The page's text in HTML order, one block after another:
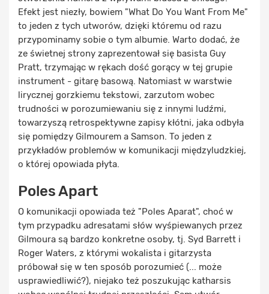
Efekt jest niezły, bowiem "What Do You Want From Me"
to jeden z tych utworów, dzięki któremu od razu
przypominamy sobie o tym albumie. Warto dodać, że
ze świetnej strony zaprezentował się basista Guy
Pratt, trzymając w rękach dość gorący w tej grupie
instrument - gitarę basową. Natomiast w warstwie
lirycznej gorzkiemu tekstowi, zarzutom wobec
trudności w porozumiewaniu się z innymi ludźmi,
towarzyszą retrospektywne zapisy kłótni, jaka odbyła
się pomiędzy Gilmourem a Samson. To jeden z
przykładów problemów w komunikacji międzyludzkiej,
o której opowiada płyta.
Poles Apart
O komunikacji opowiada też "Poles Aparat", choć w
tym przypadku adresatami słów wyśpiewanych przez
Gilmoura są bardzo konkretne osoby, tj. Syd Barrett i
Roger Waters, z którymi wokalista i gitarzysta
próbował się w ten sposób porozumieć (... może
usprawiedliwić?), niejako też poszukując katharsis